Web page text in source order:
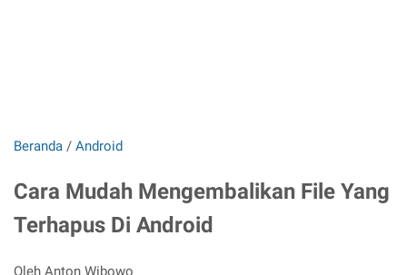
Beranda / Android
Cara Mudah Mengembalikan File Yang
Terhapus Di Android
Oleh Anton Wibowo